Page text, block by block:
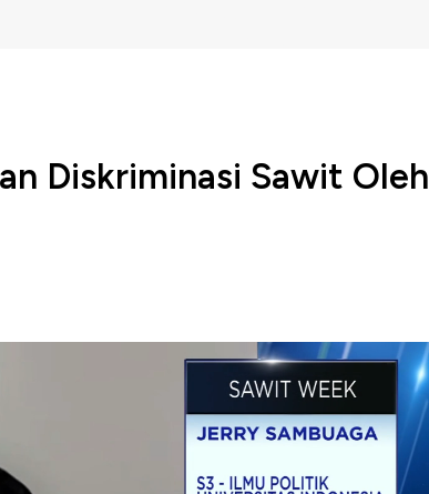
Diskriminasi Sawit Oleh
mendorong perluasan ekspor produk sawit dan
nasional di tengah berbagai hambatan global
lingkungan yang dilakukan negara tujuan ekspor
dalam paparannya mengungkapkan langkah